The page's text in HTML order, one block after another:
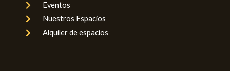
Eventos
Nuestros Espacios
Alquiler de espacios